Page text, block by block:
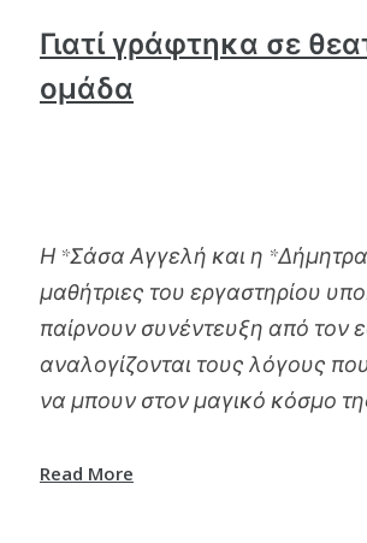
Γιατί γράφτηκα σε
ομάδα
Η *Σάσα Αγγελή και η
μαθήτριες του εργαστηρίου
παίρνουν συνέντευξη από τον
αναλογίζονται τους λόγους
να μπουν στον μαγικό κόσμο
Read More